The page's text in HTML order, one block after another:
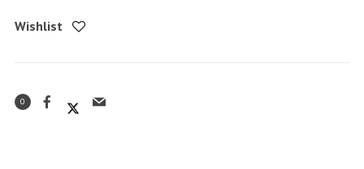
Wishlist
0